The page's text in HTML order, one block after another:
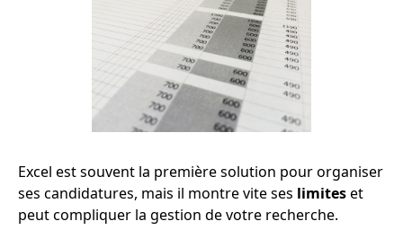
Excel est souvent la première solution pour organiser
ses candidatures, mais il montre vite ses limiteset
peut compliquer la gestion de votre recherche.